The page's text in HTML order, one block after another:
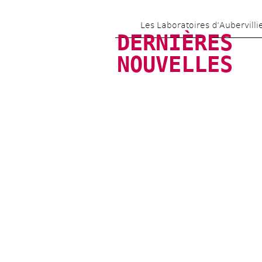
Les Laboratoires
DERNIÈRES
NOUVELLES